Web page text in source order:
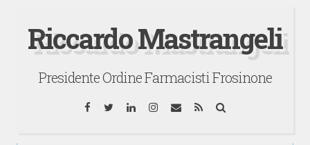
contenuto
Riccardo Mastrangeli
Presidente Ordine Farmacisti Frosinone
Facebook
TwitterLinkedInInstagram
EmailRSS